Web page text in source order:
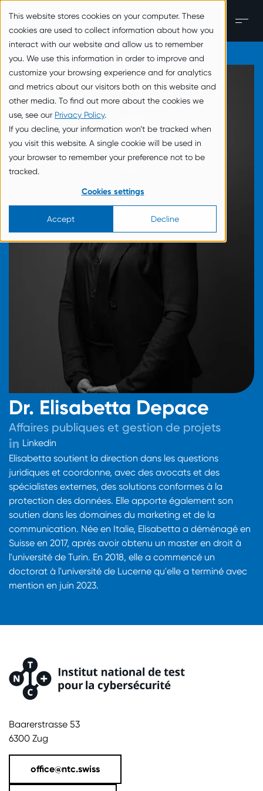
This website stores cookies on your computer. These
cookies are used to collect information about how you
interact with our website and allow us to remember
you. We use this information in order to improve and
customize your browsing experience and for analytics
and metrics about our visitors both on this website and
other media. To find out more about the cookies we
use, see our Privacy Policy.
If you decline, your information won’t be tracked when
you visit this website. A single cookie will be used in
your browser to remember your preference not to be
tracked.
Cookies settings
Accept Decline
zum Inhalt springen
FR
Dr. Elisabetta Depace
Affaires publiques et gestion de projets
Linkedin
Elisabetta soutient la direction dans les questions
juridiques et coordonne, avec des avocats et des
spécialistes externes, des solutions conformes à la
protection des données. Elle apporte également son
soutien dans les domaines du marketing et de la
communication. Née en Italie, Elisabetta a déménagé en
Suisse en 2017, après avoir obtenu un master en droit à
l'université de Turin. En 2018, elle a commencé un
doctorat à l'université de Lucerne qu'elle a terminé avec
mention en juin 2023.
Baarerstrasse 53
6300 Zug
office@ntc.swiss